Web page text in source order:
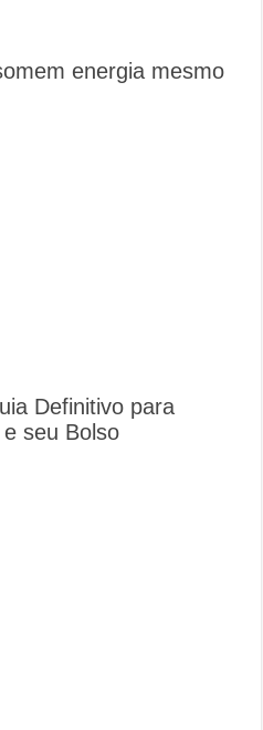
energia mesmo
Definitivo para
seu Bolso